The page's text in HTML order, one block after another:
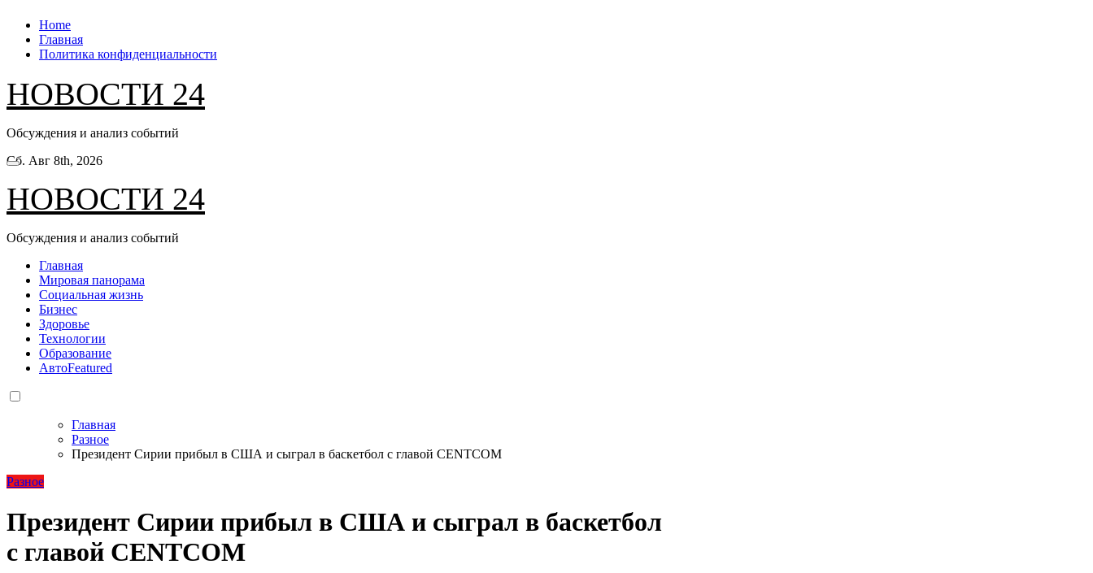
Перейти
содержанию
Home
Главная
Политика конфиденциальности
НОВОСТИ 24
Обсуждения и анализ событий
Сб. Авг 8th, 2026
НОВОСТИ 24
Обсуждения и анализ событий
Главная
Мировая панорама
Социальная жизнь
Бизнес
Здоровье
Технологии
Образование
АвтоFeatured
Главная
Разное
Президент Сирии прибыл в США и сыграл в баскетбол с главой CENTCOM
Разное
Президент Сирии прибыл в США и сыграл в баскетбол
с главой CENTCOM